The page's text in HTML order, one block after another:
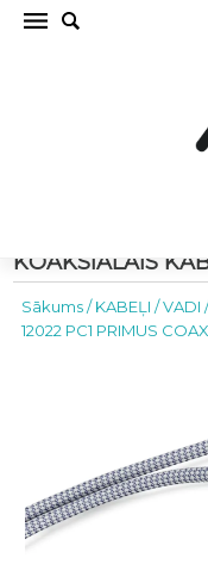
RICABLE COD:
KOAKSIĀLAIS
Sākums/KABEĻI / VADI
12022 PC1 PRIMUS